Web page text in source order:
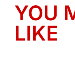
YOU
LIKE